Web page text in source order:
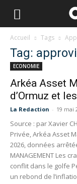
Accueil Tags
Tag:
ECONOMIE
Arkéa Asset
d’Ormuz et
La Redaction - 19 mai
Source : par Xavier
Privée, Arkéa Asset
2026, données
MANAGEMENT Les
conflit dans le golfe
un rebond de